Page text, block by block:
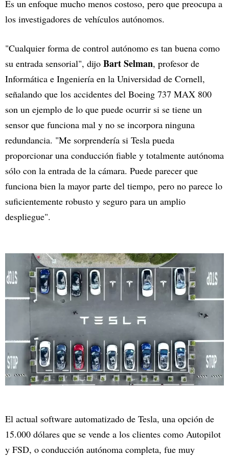
Es un enfoque mucho menos costoso, pero que preocupa a
los investigadores de vehículos autónomos.
"Cualquier forma de control autónomo es tan buena como
su entrada sensorial", dijo Bart Selman, profesor de
Informática e Ingeniería en la Universidad de Cornell,
señalando que los accidentes del Boeing 737 MAX 800
son un ejemplo de lo que puede ocurrir si se tiene un
sensor que funciona mal y no se incorpora ninguna
redundancia. "Me sorprendería si Tesla pueda
proporcionar una conducción fiable y totalmente autónoma
sólo con la entrada de la cámara. Puede parecer que
funciona bien la mayor parte del tiempo, pero no parece lo
suficientemente robusto y seguro para un amplio
despliegue".
El actual software automatizado de Tesla, una opción de
15.000 dólares que se vende a los clientes como Autopilot
y FSD, o conducción autónoma completa, fue muy